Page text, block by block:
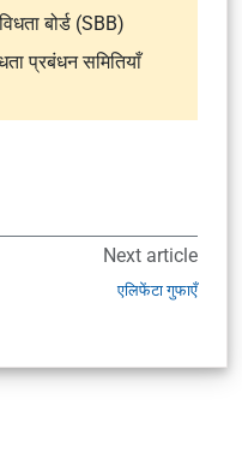
बोर्ड (SBB)
प्रबंधन समितियाँ
Next article
एलिफेंटा गुफाएँ